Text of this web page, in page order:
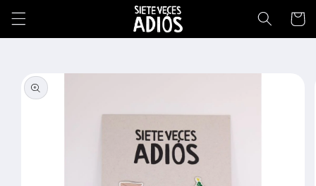
directamente
Carrito
directamente
a la
información